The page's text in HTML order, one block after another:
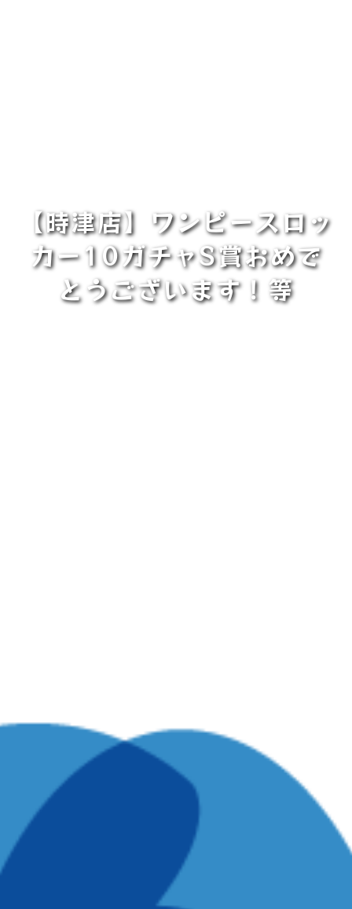
【時津店】ワンピースロッ
カー10ガチャS賞おめで
とうございます！等